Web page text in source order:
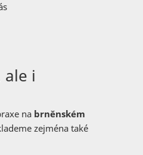
i
na brněnském
zejména také